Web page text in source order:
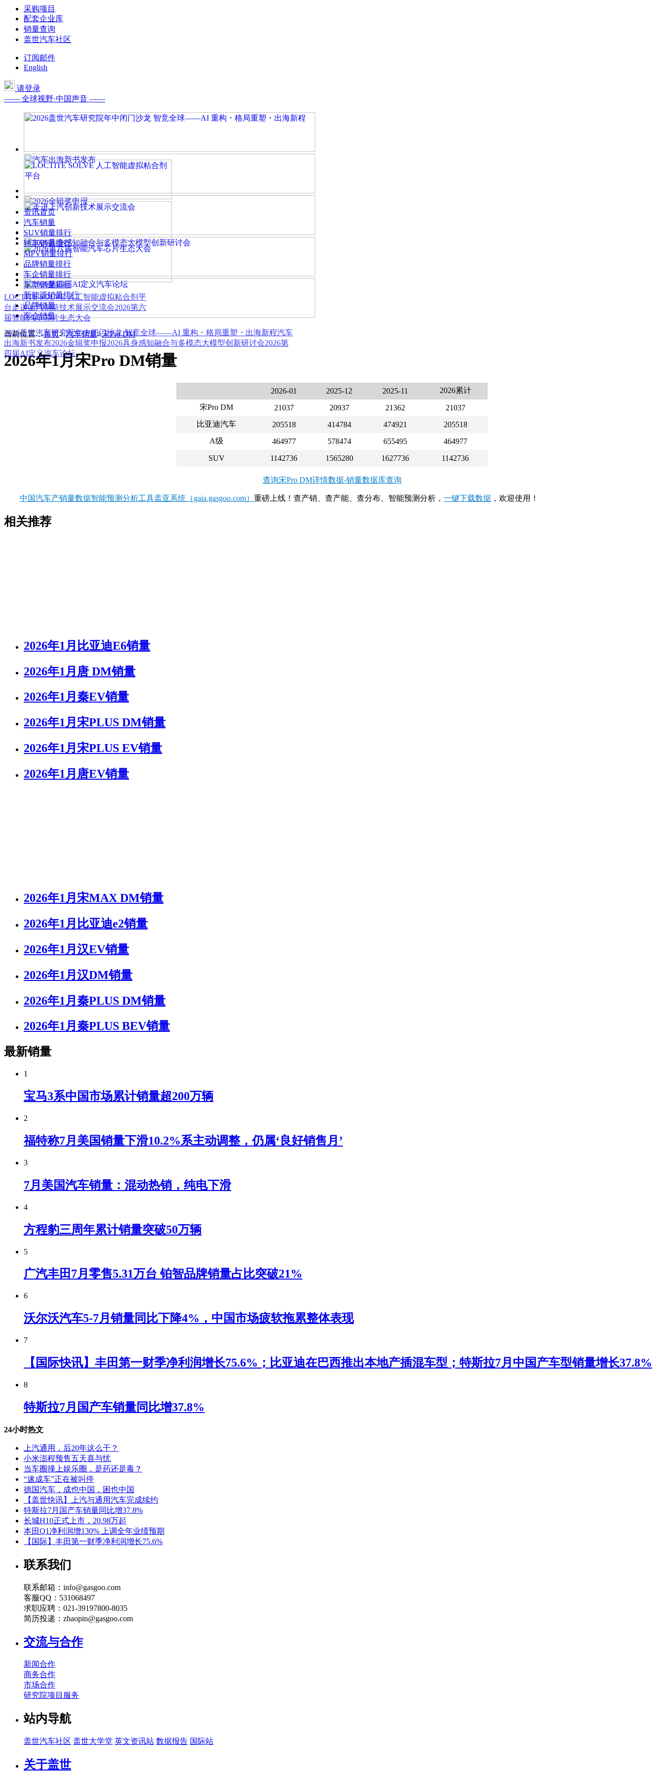
采购项目
配套企业库
销量查询
盖世汽车社区
订阅邮件
English
请登录
—— 全球视野·中国声音 ——
2026盖世汽车研究院年中闭门沙龙 智竞全球——AI 重构・格局重塑・出海新程汽车
出海新书发布2026金辑奖申报2026具身感知融合与多模态大模型创新研讨会2026第
四届AI定义汽车论坛
LOCTITE SOLVE 人工智能虚拟粘合剂平
台走进上汽创新技术展示交流会2026第六
届智能汽车芯片生态大会
资讯首页
汽车销量
SUV销量排行
轿车销量排行
MPV销量排行
品牌销量排行
车企销量排行
车型销量排行
新能源销量排行
品牌销量
车企销量
当前位置：首页>汽车销量>宋Pro DM
2026年1月宋Pro DM销量
2026-01 2025-12 2025-11
2026累计
宋Pro DM
21037 20937 21362
21037
比亚迪汽车
205518 414784 474921
205518
A级
464977 578474 655495
464977
SUV
1142736 1565280 1627736 1142736
查询宋Pro DM详情数据-销量数据库查询
中国汽车产销量数据智能预测分析工具盖亚系统（gaia.gasgoo.com） 重磅上线！查产销、查产能、查分布、智能预测分析， 一键下载数据 ，欢迎使用！
相关推荐
2026年1月比亚迪E6销量
2026年1月唐 DM销量
2026年1月秦EV销量
2026年1月宋PLUS DM销量
2026年1月宋PLUS EV销量
2026年1月唐EV销量
2026年1月宋MAX DM销量
2026年1月比亚迪e2销量
2026年1月汉EV销量
2026年1月汉DM销量
2026年1月秦PLUS DM销量
2026年1月秦PLUS BEV销量
最新销量
1
宝马3系中国市场累计销量超200万辆
2
福特称7月美国销量下滑10.2%系主动调整，仍属‘良好销售月’
3
7月美国汽车销量：混动热销，纯电下滑
4
方程豹三周年累计销量突破50万辆
5
广汽丰田7月零售5.31万台 铂智品牌销量占比突破21%
6
沃尔沃汽车5-7月销量同比下降4%，中国市场疲软拖累整体表现
7
【国际快讯】丰田第一财季净利润增长75.6%；比亚迪在巴西推出本地产插混车型；特斯拉7月中国产车型销量增长37.8%
8
特斯拉7月国产车销量同比增37.8%
24小时热文
上汽通用，后20年这么干？
小米澎程预售五天喜与忧
当车圈撞上娱乐圈，是药还是毒？
“速成车”正在被叫停
德国汽车，成也中国，困也中国
【盖世快讯】上汽与通用汽车完成续约
特斯拉7月国产车销量同比增37.8%
长城H10正式上市，20.98万起
本田Q1净利润增130% 上调全年业绩预期
【国际】丰田第一财季净利润增长75.6%
联系我们
联系邮箱：info@gasgoo.com
客服QQ：531068497
求职应聘：021-39197800-8035
简历投递：zhaopin@gasgoo.com
交流与合作
新闻合作
商务合作
市场合作
研究院项目服务
站内导航
盖世汽车社区 盖世大学堂 英文资讯站 数据报告 国际站
关于盖世